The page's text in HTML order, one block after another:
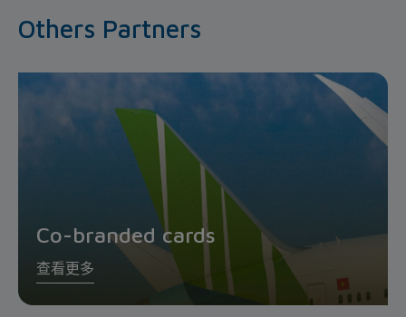
Others Partners
Co-branded cards
查看更多